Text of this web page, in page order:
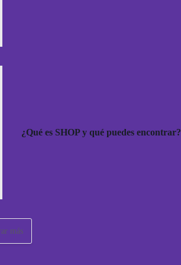
¿Qué es SHOP y qué puedes encontrar?
más